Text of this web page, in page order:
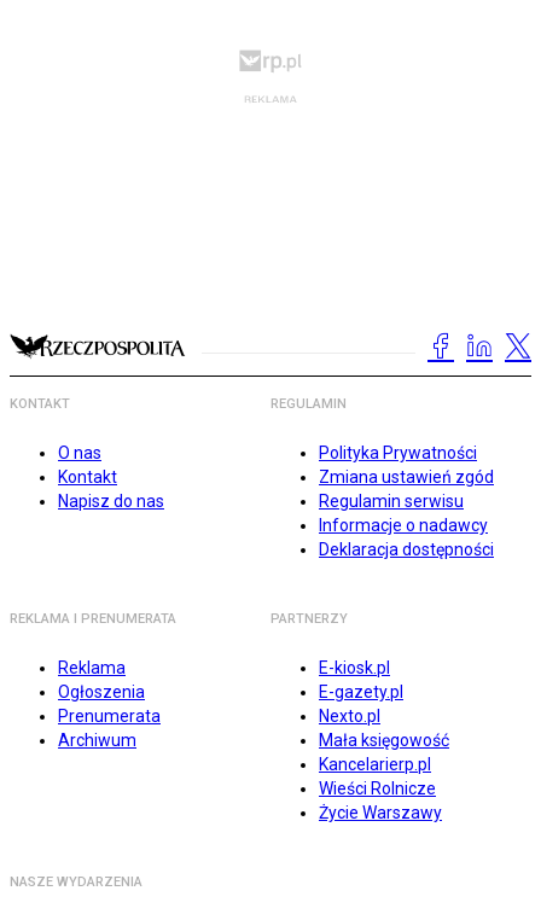
KONTAKT
O nas
Kontakt
Napisz do nas
REGULAMIN
Polityka Prywatności
Zmiana ustawień zgód
Regulamin serwisu
Informacje o nadawcy
Deklaracja dostępności
REKLAMA I PRENUMERATA
Reklama
Ogłoszenia
Prenumerata
Archiwum
PARTNERZY
E-kiosk.pl
E-gazety.pl
Nexto.pl
Mała księgowość
Kancelarierp.pl
Wieści Rolnicze
Życie Warszawy
NASZE WYDARZENIA